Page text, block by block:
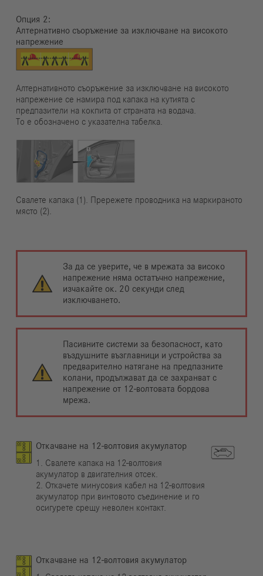
Опция
Алтернативно съоръжение за изключване на високото
напрежение
Алтернативното съоръжение за изключване на високото
напрежение се намира под капака на кутията с
предпазители на кокпита от страната на водача.
То е обозначено с указателна табелка.
Свалете капака (1). Прережете проводника на маркираното
място (2).
За да се уверите, че в мрежата за високо
напрежение няма остатъчно напрежение,
изчакайте ок. 20 секунди след
изключването.
Пасивните системи за безопасност, като
въздушните възглавници и устройства за
предварително натягане на предпазните
колани, продължават да се захранват с
напрежение от 12-волтовата бордова
мрежа.
Откачване на 12-волтовия акумулатор
1. Свалете капака на 12-волтовия
акумулатор в двигателния отсек.
2. Откачете минусовия кабел на 12-волтовия
акумулатор при винтовото съединение и го
осигурете срещу неволен контакт.
Откачване на 12-волтовия акумулатор